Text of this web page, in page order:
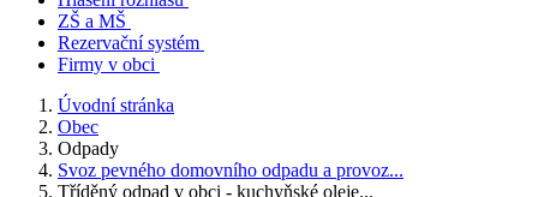
ZŠ a MŠ
Rezervační systém
Firmy v obci
Úvodní stránka
Obec
Odpady
Svoz pevného domovního odpadu a provoz...
Tříděný odpad v obci - kuchyňské oleje...